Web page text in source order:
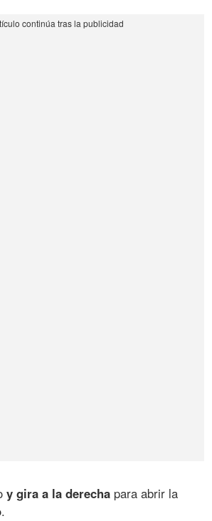
y gira a la derecha para abrir la
.